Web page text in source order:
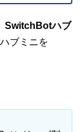
SwitchBotハブ
ブミニを